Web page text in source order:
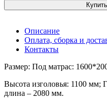
Описание
Оплата, сборка и
Контакты
Размер: Под матрас:
Высота изголовья: 1100 мм;
длина – 2080 мм.